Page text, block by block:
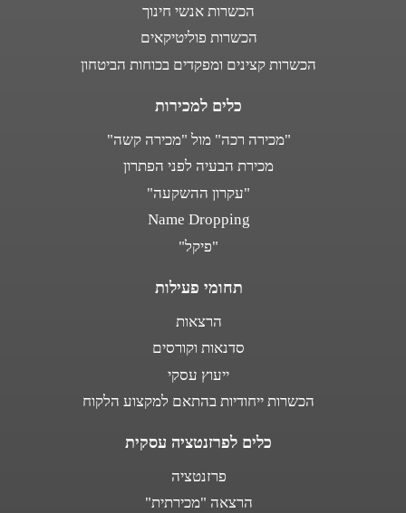
הכשרות אנשי חינוך
הכשרות פוליטיקאים
הכשרות קצינים ומפקדים בכוחות הביטחון
כלים למכירות
"מכירה רכה" מול "מכירה קשה"
מכירת הבעיה לפני הפתרון
"עקרון ההשקעה"
Name Dropping
"פיקל"
תחומי פעילות
הרצאות
סדנאות וקורסים
ייעוץ עסקי
הכשרות ייחודיות בהתאם למקצוע הלקוח
כלים לפרזנטציה עסקית
פרזנטציה
הרצאה "מכירתית"